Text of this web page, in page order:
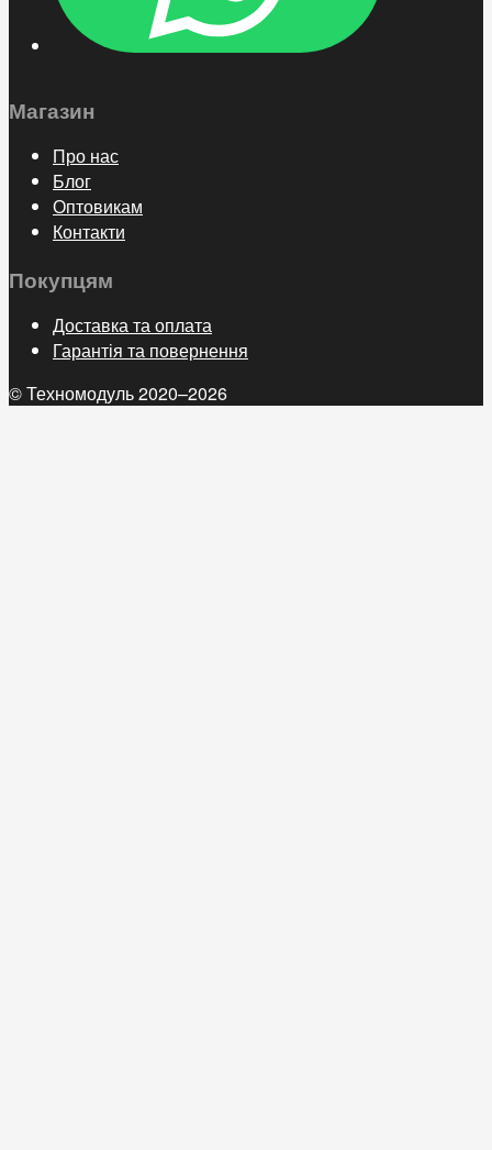
Магазин
Про нас
Блог
Оптовикам
Контакти
Покупцям
Доставка та оплата
Гарантія та повернення
© Техномодуль 2020–2026